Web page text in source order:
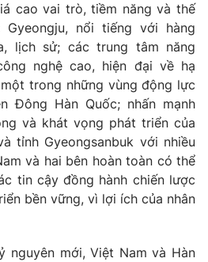
cao vai trò, tiềm năng và thế
Gyeongju, nổi tiếng với hàng
lịch sử; các trung tâm năng
nghệ cao, hiện đại về hạ
trong những vùng động lực
Đông Hàn Quốc; nhấn mạnh
và khát vọng phát triển của
tỉnh Gyeongsanbuk với nhiều
và hai bên hoàn toàn có thể
tin cậy đồng hành chiến lược
bền vững, vì lợi ích của nhân
nguyên mới, Việt Nam và Hàn